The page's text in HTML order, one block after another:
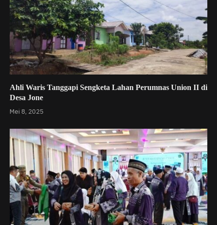
Ahli Waris Tanggapi Sengketa Lahan Perumnas Union II di
Desa Jone
Mei 8, 2025